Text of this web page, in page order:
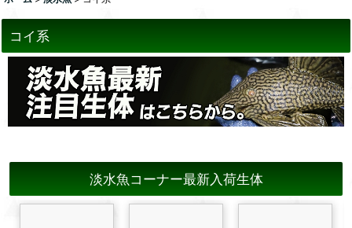
コイ系
淡水魚コーナー最新入荷生体